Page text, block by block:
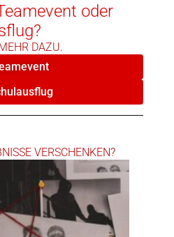
oder
DAZU.
VERSCHENKEN?